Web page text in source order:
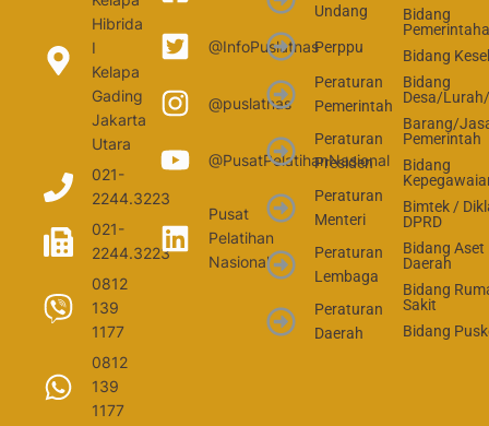
Hibrida
I
Kelapa
Gading
Jakarta
Utara
021-
2244.3223
021-
2244.3223
0812
139
1177
0812
139
1177
@InfoPuslatnas
@puslatnas
@PusatPelatihanNasional
Pusat
Pelatihan
Nasional
Undang
Perppu
Peraturan
Pemerintah
Peraturan
Presiden
Peraturan
Menteri
Peraturan
Lembaga
Peraturan
Daerah
Bidang
Bidang
Bidang
Desa/
Barang/
Pemerintah
Bidang
Bimtek /
DPRD
Bidang Aset
Daerah
Bidang
Sakit
Bidang